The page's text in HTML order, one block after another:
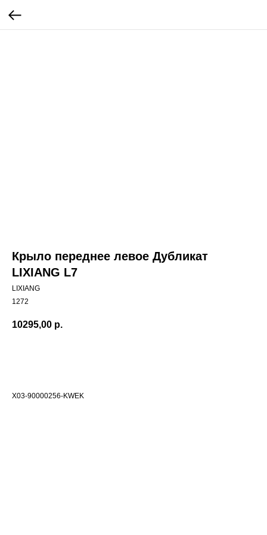
Крыло переднее левое Дубликат
LIXIANG L7
LIXIANG
1272
10295,00 р.
X03-90000256-KWEK